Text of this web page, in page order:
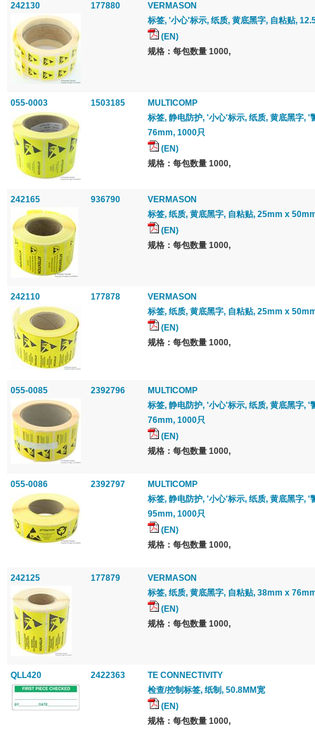
242130 177880
VERMASON
标签, '小心'标示, 纸质, 黄底黑字, 自粘贴,
(EN)
规格：每包数量 1000,
055-0003 1503185
MULTICOMP
标签, 静电防护, '小心'标示, 纸质, 黄底黑字,
76mm, 1000只
(EN)
规格：每包数量 1000,
242165 936790
VERMASON
标签, 纸质, 黄底黑字, 自粘贴, 25mm x
(EN)
规格：每包数量 1000,
242110 177878
VERMASON
标签, 纸质, 黄底黑字, 自粘贴, 25mm x
(EN)
规格：每包数量 1000,
055-0085 2392796
MULTICOMP
标签, 静电防护, '小心'标示, 纸质, 黄底黑字,
76mm, 1000只
(EN)
规格：每包数量 1000,
055-0086 2392797
MULTICOMP
标签, 静电防护, '小心'标示, 纸质, 黄底黑字,
95mm, 1000只
(EN)
规格：每包数量 1000,
242125 177879
VERMASON
标签, 纸质, 黄底黑字, 自粘贴, 38mm x
(EN)
规格：每包数量 1000,
QLL420 2422363
TE CONNECTIVITY
检查/控制标签, 纸制, 50.8MM宽
(EN)
规格：每包数量 1000,